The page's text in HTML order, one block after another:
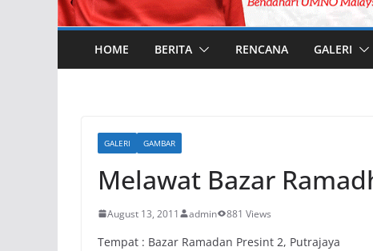
HOME BERITA RENCANA GALERI
GALERI GAMBAR
Melawat Bazar
August 13, 2011 admin 881 Views
Tempat : Bazar Ramadan Presint 2, Putrajaya